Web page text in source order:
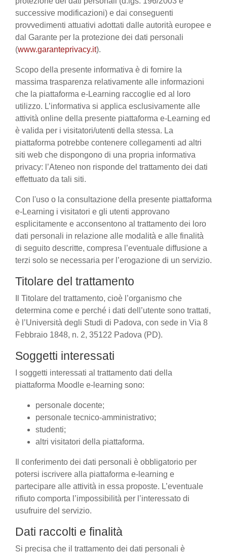
successive modificazioni) e dai conseguenti
provvedimenti attuativi adottati dalle autorità europee e
dal Garante per la protezione dei dati personali
(www.garanteprivacy.it).
Scopo della presente informativa è di fornire la
massima trasparenza relativamente alle informazioni
che la piattaforma e-Learning raccoglie ed al loro
utilizzo. L’informativa si applica esclusivamente alle
attività online della presente piattaforma e-Learning ed
è valida per i visitatori/utenti della stessa. La
piattaforma potrebbe contenere collegamenti ad altri
siti web che dispongono di una propria informativa
privacy: l’Ateneo non risponde del trattamento dei dati
effettuato da tali siti.
Con l'uso o la consultazione della presente piattaforma
e-Learning i visitatori e gli utenti approvano
esplicitamente e acconsentono al trattamento dei loro
dati personali in relazione alle modalità e alle finalità
di seguito descritte, compresa l’eventuale diffusione a
terzi solo se necessaria per l’erogazione di un servizio.
Titolare del trattamento
Il Titolare del trattamento, cioè l’organismo che
determina come e perché i dati dell’utente sono trattati,
è l’Università degli Studi di Padova, con sede in Via 8
Febbraio 1848, n. 2, 35122 Padova (PD).
Soggetti interessati
I soggetti interessati al trattamento dati della
piattaforma Moodle e-learning sono:
personale docente;
personale tecnico-amministrativo;
studenti;
altri visitatori della piattaforma.
Il conferimento dei dati personali è obbligatorio per
potersi iscrivere alla piattaforma e-learning e
partecipare alle attività in essa proposte. L’eventuale
rifiuto comporta l’impossibilità per l’interessato di
usufruire del servizio.
Dati raccolti e finalità
Si precisa che il trattamento dei dati personali è